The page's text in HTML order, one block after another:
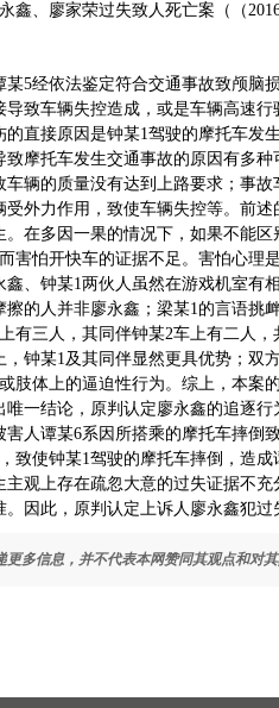
鑫、廖家荣过失致人死亡案（（
某5经依法鉴定符合交通事故致颅脑
致车辆失控造成，或是车辆高速
的直接原因是钟某1驾驶的摩托车
摩托车发生交通事故的原因有多
辆的质量没有达到上路要求；事
受外力作用，致使车辆失控等。前
。在多因一果的情况下，如果不能
害怕开快车的证据不足。害怕心理
鑫、钟某1两伙人虽然在游戏机室
擦的人并非廖永鑫；梁某1的言语
有三人，其同伴钟某2车上有二人
钟某1及其同伴显然更具优势；双
肢体上的逼迫性行为。综上，本
一结论，原判认定廖永鑫的追逐
人谭某6系因所搭乘的摩托车摔倒
致使钟某1驾驶的摩托车摔倒，造
主观上存在疏忽大意的过失证据不
。因此，原判认定上诉人廖永鑫犯
更多信息，并不代表本网赞同其观点和对